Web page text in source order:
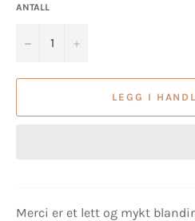
ANTALL
− +
LEGG I
Merci er et lett og mykt